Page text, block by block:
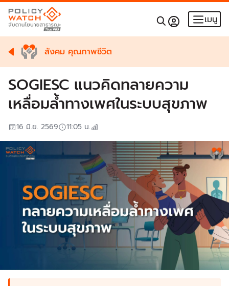
เมนู
สังคม คุณภาพชีวิต
SOGIESC แนวคิดทลายความ
เหลื่อมล้ำทางเพศในระบบสุขภาพ
16 มิ.ย. 2569 11:05 น.